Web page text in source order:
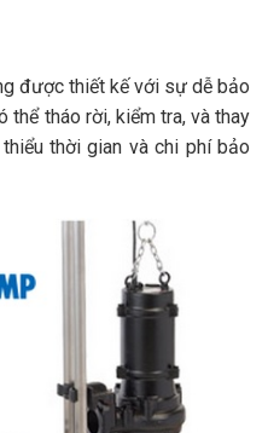
được thiết kế với sự dễ bảo
thể tháo rời, kiểm tra, và thay
thời gian và chi phí bảo